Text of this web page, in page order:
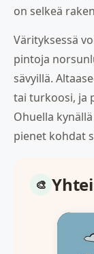
on selkeä
Värityksessä
pintoja
sävyillä.
tai turkoosi, ja
Ohuella
pienet kohdat